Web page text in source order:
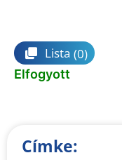
Lista (0)
Elfogyott
Címke: